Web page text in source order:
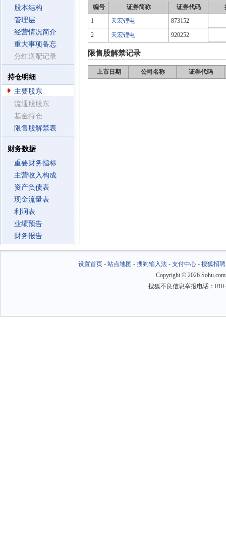
股本结构
管理层
经营情况简介
重大事项备忘
分红送配记录
持仓明细
主要股东
流通股股东
基金持仓
限售股解禁表
财务数据
重要财务指标
主营收入构成
资产负债表
现金流量表
利润表
业绩预告
财务报告
编号 证券简称 证券代码
1
天宏锂电
873152
2
天宏锂电 920252
限售股解禁记录
上市日期 公司名称 证券代码
设置首页- 站点地图 - 搜狗输入法- 支付中心- 搜狐招聘
Copyright © 2026
搜狐不良信息举报电话：010